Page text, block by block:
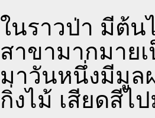
ในราวป่า มีต้
สาขามากมาย
มาวันหนึ่งมีมูล
กิ่งไม้ เสียดสีไ